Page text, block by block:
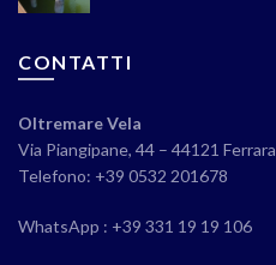
CONTATTI
Oltremare Vela
Via Piangipane, 44 – 44121 Ferrara
Telefono: +39 0532 201678
WhatsApp : +39 331 19 19 106